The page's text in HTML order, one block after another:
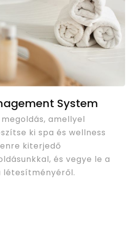
System
amellyel
ki spa és wellness
kiterjedő
és vegye le a
létesítményéről.